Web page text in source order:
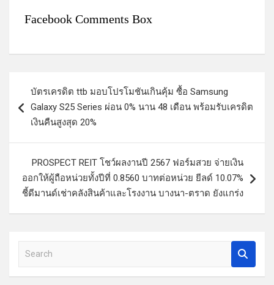
Facebook Comments Box
แ
รื่
บัตรเครดิต ttb มอบโปรโมชันเกินคุ้ม ซื้อ Samsung
Galaxy S25 Series ผ่อน 0% นาน 48 เดือน พร้อมรับเครดิต
เงินคืนสูงสุด 20%
PROSPECT REIT โชว์ผลงานปี 2567 ฟอร์มสวย จ่ายเงิน
ออกให้ผู้ถือหน่วยทั้งปีที่ 0.8560 บาทต่อหน่วย ยีลด์ 10.07%
ชี้ดีมานด์เช่าคลังสินค้าและโรงงาน บางนา-ตราด ยังแกร่ง
a